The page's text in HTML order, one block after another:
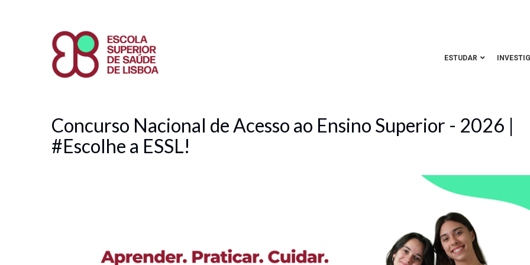
ESTUDAR
Concurso Nacional de Acesso ao Ensino Superior - 2026 |
#Escolhe a ESSL!